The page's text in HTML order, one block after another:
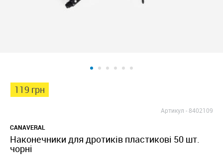
119 грн
Артикул -8402109
CANAVERAL
Наконечники для дротиків пластикові 50 шт.
чорні